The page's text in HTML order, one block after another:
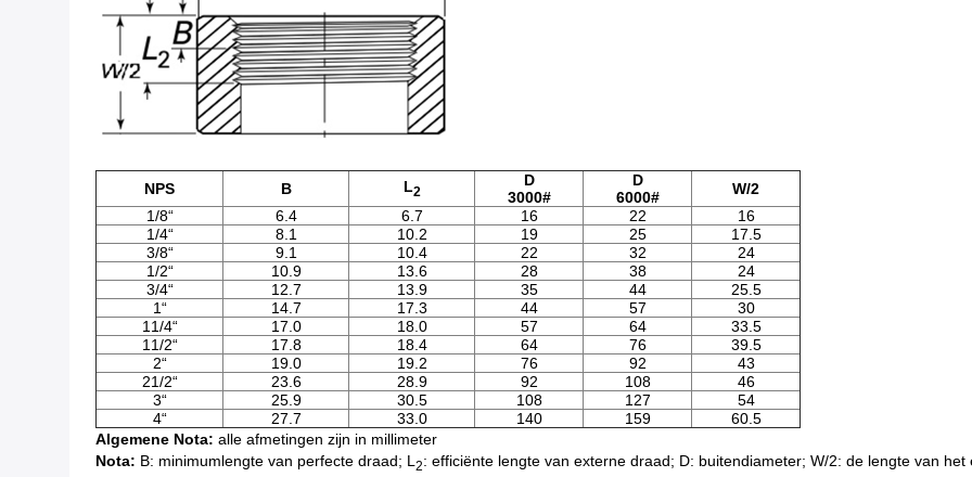
NPS B L2
D
3000#
D
6000#
W/2
1/8“
6.4 6.7 16 22
16
1/4“
8.1 10.2 19 25
17.5
3/8“
9.1 10.4 22 32
24
1/2“
10.9 13.6 28 38
24
3/4“
12.7 13.9 35 44
25.5
1“
14.7 17.3 44 57
30
11/4“
17.0 18.0 57 64
33.5
11/2“
17.8 18.4 64 76
39.5
2“
19.0 19.2 76 92
43
21/2“
23.6 28.9 92 108
46
3“
25.9 30.5 108 127
54
4“
27.7 33.0 140 159
60.5
Algemene Nota: alle afmetingen zijn in millimeter
Nota: B: minimumlengte van perfecte draad; L 2: efficiënte lengte van externe draad; D: buitendiameter; W/2: de lengte van